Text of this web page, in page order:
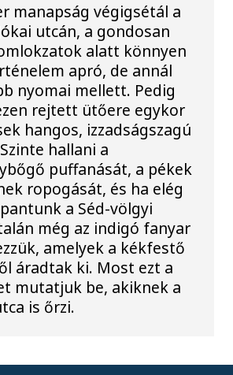
manapság végigsétál a
utcán, a gondosan
alatt könnyen
apró, de annál
nyomai mellett. Pedig
rejtett ütőere egykor
hangos, izzadságszagú
hallani a
puffanását, a pékek
ropogását, és ha elég
a Séd-völgyi
még az indigó fanyar
amelyek a kékfestő
áradtak ki. Most ezt a
mutatjuk be, akiknek a
is őrzi.